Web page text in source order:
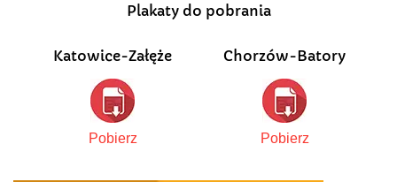
Plakaty do pobrania
Katowice-Załęże
Pobierz
Chorzów-Batory
Pobierz